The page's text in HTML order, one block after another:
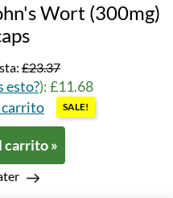
Wort (300mg)
£23.37
esto?): £11.68
carrito
SALE!
carrito »